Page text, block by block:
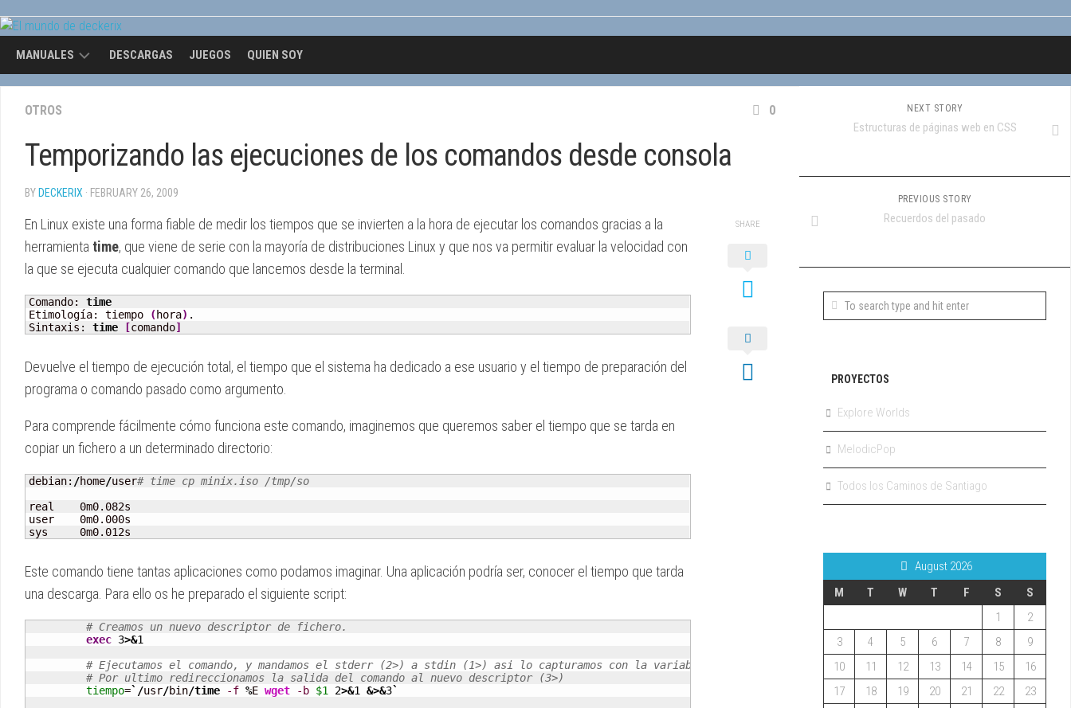
to
content
MANUALES DESCARGAS JUEGOS QUIEN SOY
OTROS 0
Temporizando las ejecuciones de los comandos desde consola
BY DECKERIX · FEBRUARY 26, 2009
En Linux existe una forma fiable de medir los tiempos que se invierten a la hora de ejecutar los comandos gracias a la
herramienta time, que viene de serie con la mayoría de distribuciones Linux y que nos va permitir evaluar la velocidad con
la que se ejecuta cualquier comando que lancemos desde la terminal.
Comando: time
Etimología: tiempo
(hora) .
Sintaxis: time [comando]
Devuelve el tiempo de ejecución total, el tiempo que el sistema ha dedicado a ese usuario y el tiempo de preparación del
programa o comando pasado como argumento.
Para comprende fácilmente cómo funciona este comando, imaginemos que queremos saber el tiempo que se tarda en
copiar un fichero a un determinado directorio:
debian: /home/user# time cp minix.iso /tmp/so
real    0m0.082s
user    0m0.000s
sys     0m0.012s
Este comando tiene tantas aplicaciones como podamos imaginar. Una aplicación podría ser, conocer el tiempo que tarda
una descarga. Para ello os he preparado el siguiente script:
# Creamos un nuevo descriptor de fichero.
exec 3>&1
# Ejecutamos el comando, y mandamos el stderr (2>) a stdin (1>) asi lo capturamos con la variable.
# Por ultimo redireccionamos la salida del comando al nuevo descriptor (3>)
tiempo=`/usr/bin/time -f %E wget -b $1 2>&1 &>&3`
SHARE
NEXT STORY
Estructuras de páginas web en CSS
PREVIOUS STORY
Recuerdos del pasado
PROYECTOS
Explore Worlds
MelodicPop
Todos los Caminos de Santiago
August 2026
M
T W T F S
S
1
2
3
4 5 6 7 8
9
10
11 12 13 14 15
16
17
18 19 20 21 22
23